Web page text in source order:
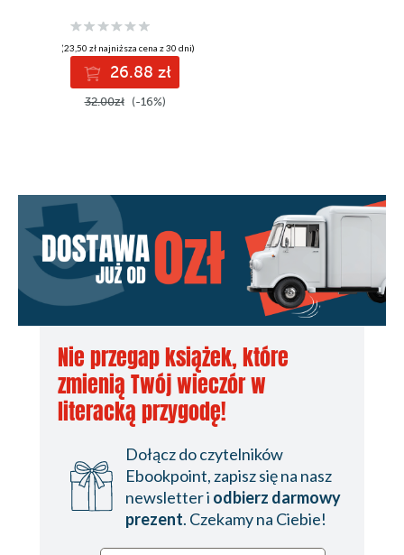
(23,50 zł najniższa cena z 30 dni)
26.88 zł
32.00zł (-16%)
Nie przegap książek, które
zmienią Twój wieczór w
literacką przygodę!
Dołącz do czytelników
Ebookpoint, zapisz się na nasz
newsletter i odbierz darmowy
prezent. Czekamy na Ciebie!